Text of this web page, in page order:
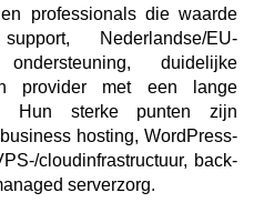
professionals die waarde
Nederlandse/EU-
duidelijke
provider met een lange
Hun sterke punten zijn
hosting, WordPress-
cloudinfrastructuur, back-
serverzorg.